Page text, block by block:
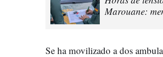
Marouane:
Se ha movilizado a dos